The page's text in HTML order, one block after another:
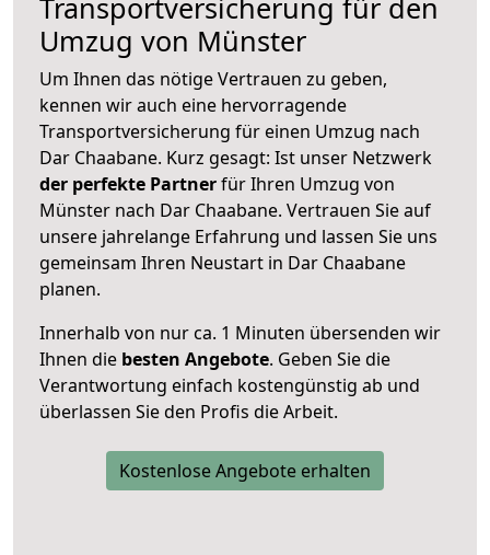
Umzug von Münster
Um Ihnen das nötige Vertrauen zu geben,
kennen wir auch eine hervorragende
Transportversicherung für einen Umzug nach
Dar Chaabane. Kurz gesagt: Ist unser Netzwerk
der perfekte Partnerfür Ihren Umzug von
Münster nach Dar Chaabane. Vertrauen Sie auf
unsere jahrelange Erfahrung und lassen Sie uns
gemeinsam Ihren Neustart in Dar Chaabane
planen.
Innerhalb von nur ca. 1 Minuten übersenden wir
Ihnen die besten Angebote. Geben Sie die
Verantwortung einfach kostengünstig ab und
überlassen Sie den Profis die Arbeit.
Kostenlose Angebote erhalten